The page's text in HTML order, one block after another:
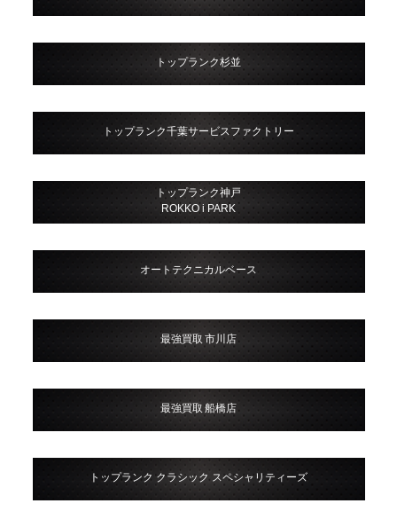
トップランク杉並
トップランク千葉サービスファクトリー
トップランク神戸
ROKKO i PARK
オートテクニカルベース
最強買取 市川店
最強買取 船橋店
トップランク クラシック スペシャリティーズ